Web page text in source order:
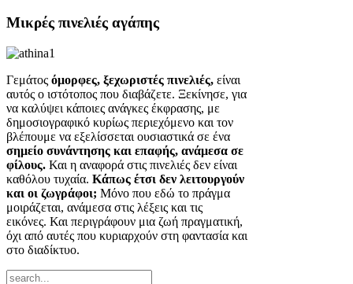
Μικρές πινελιές αγάπης
Γεμάτος όμορφες, ξεχωριστές πινελιές, είναι
αυτός ο ιστότοπος που διαβάζετε. Ξεκίνησε, για
να καλύψει κάποιες ανάγκες έκφρασης, με
δημοσιογραφικό κυρίως περιεχόμενο και τον
βλέπουμε να εξελίσσεται ουσιαστικά σε ένα
σημείο συνάντησης και επαφής, ανάμεσα σε
φίλους. Και η αναφορά στις πινελιές δεν είναι
καθόλου τυχαία. Κάπως έτσι δεν λειτουργούν
και οι ζωγράφοι; Μόνο που εδώ το πράγμα
μοιράζεται, ανάμεσα στις λέξεις και τις
εικόνες. Και περιγράφουν μια ζωή πραγματική,
όχι από αυτές που κυριαρχούν στη φαντασία και
στο διαδίκτυο.